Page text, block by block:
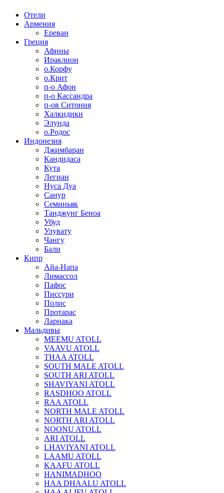
Отели
Армения
Ереван
Греция
Афины
Ираклион
о.Корфу
о.Крит
п-о Афон
п-о Кассандра
п-ов Ситония
Халкидики
Элунда
о.Родос
Индонезия
Джимбаран
Кандидаса
Кута
Легиан
Нуса Дуа
Санур
Семиньяк
Танджунг Беноа
Убуд
Улувату
Чангу
Бали
Кипр
Айа-Напа
Лимассол
Пафос
Писсури
Полис
Протарас
Ларнака
Мальдивы
MEEMU ATOLL
VAAVU ATOLL
THAA ATOLL
SOUTH MALE ATOLL
SOUTH ARI ATOLL
SHAVIYANI ATOLL
RASDHOO ATOLL
RAA ATOLL
NORTH MALE ATOLL
NORTH ARI ATOLL
NOONU ATOLL
ARI ATOLL
LHAVIYANI ATOLL
LAAMU ATOLL
KAAFU ATOLL
HANIMADHOO
HAA DHAALU ATOLL